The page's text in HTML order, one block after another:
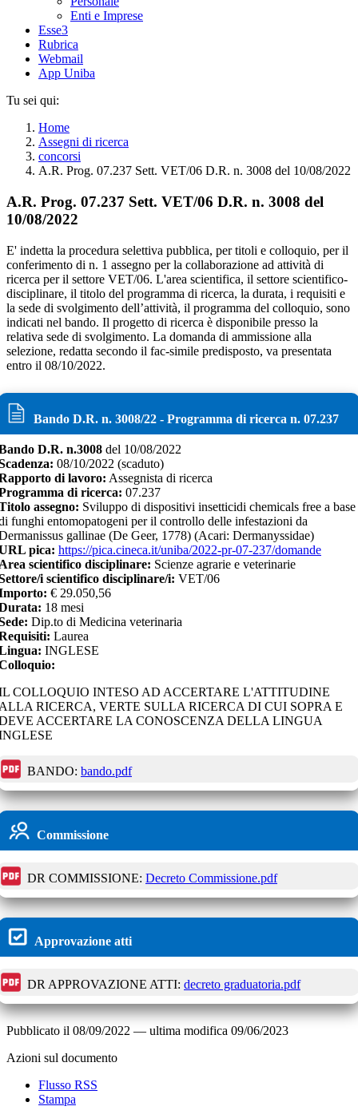
Enti e Imprese
Esse3
Rubrica
Webmail
App Uniba
Tu sei qui:
Home
Assegni di ricerca
concorsi
A.R. Prog. 07.237 Sett. VET/06 D.R. n. 3008 del 10/08/2022
A.R. Prog. 07.237 Sett. VET/06 D.R. n. 3008 del
10/08/2022
E' indetta la procedura selettiva pubblica, per titoli e colloquio, per il
conferimento di n. 1 assegno per la collaborazione ad attività di
ricerca per il settore VET/06. L'area scientifica, il settore scientifico-
disciplinare, il titolo del programma di ricerca, la durata, i requisiti e
la sede di svolgimento dell’attività, il programma del colloquio, sono
indicati nel bando. Il progetto di ricerca è disponibile presso la
relativa sede di svolgimento. La domanda di ammissione alla
selezione, redatta secondo il fac-simile predisposto, va presentata
entro il 08/10/2022.
Bando D.R. n. 3008/22 - Programma di ricerca n. 07.237
D.R. n.3008 del 10/08/2022
08/10/2022 (scaduto)
di lavoro: Assegnista di ricerca
di ricerca: 07.237
assegno: Sviluppo di dispositivi insetticidi chemicals free a base
funghi entomopatogeni per il controllo delle infestazioni da
gallinae (De Geer, 1778) (Acari: Dermanyssidae)
pica: https://pica.cineca.it/uniba/2022-pr-07-237/domande
scientifico disciplinare: Scienze agrarie e veterinarie
i scientifico disciplinare/i: VET/06
€ 29.050,56
18 mesi
Dip.to di Medicina veterinaria
Laurea
INGLESE
COLLOQUIO INTESO AD ACCERTARE L'ATTITUDINE
RICERCA, VERTE SULLA RICERCA DI CUI SOPRA E
ACCERTARE LA CONOSCENZA DELLA LINGUA
BANDO: bando.pdf
Commissione
DR COMMISSIONE: Decreto Commissione.pdf
Approvazione atti
DR APPROVAZIONE ATTI: decreto graduatoria.pdf
Pubblicato il 08/09/2022 — ultima modifica 09/06/2023
Azioni sul documento
Flusso RSS
Stampa